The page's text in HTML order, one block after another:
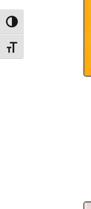
Canvia Alt Contrast
Canvia mida de lletra